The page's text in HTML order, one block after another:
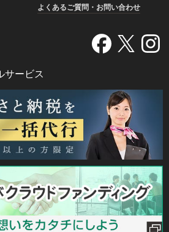
よくあるご質問・お問い合わせ
サービス